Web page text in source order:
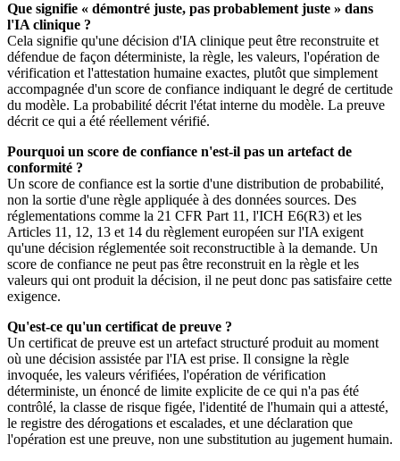
Que signifie « démontré juste, pas probablement juste » dans
l'IA clinique ?
Cela signifie qu'une décision d'IA clinique peut être reconstruite et
défendue de façon déterministe, la règle, les valeurs, l'opération de
vérification et l'attestation humaine exactes, plutôt que simplement
accompagnée d'un score de confiance indiquant le degré de certitude
du modèle. La probabilité décrit l'état interne du modèle. La preuve
décrit ce qui a été réellement vérifié.
Pourquoi un score de confiance n'est-il pas un artefact de
conformité ?
Un score de confiance est la sortie d'une distribution de probabilité,
non la sortie d'une règle appliquée à des données sources. Des
réglementations comme la 21 CFR Part 11, l'ICH E6(R3) et les
Articles 11, 12, 13 et 14 du règlement européen sur l'IA exigent
qu'une décision réglementée soit reconstructible à la demande. Un
score de confiance ne peut pas être reconstruit en la règle et les
valeurs qui ont produit la décision, il ne peut donc pas satisfaire cette
exigence.
Qu'est-ce qu'un certificat de preuve ?
Un certificat de preuve est un artefact structuré produit au moment
où une décision assistée par l'IA est prise. Il consigne la règle
invoquée, les valeurs vérifiées, l'opération de vérification
déterministe, un énoncé de limite explicite de ce qui n'a pas été
contrôlé, la classe de risque figée, l'identité de l'humain qui a attesté,
le registre des dérogations et escalades, et une déclaration que
l'opération est une preuve, non une substitution au jugement humain.